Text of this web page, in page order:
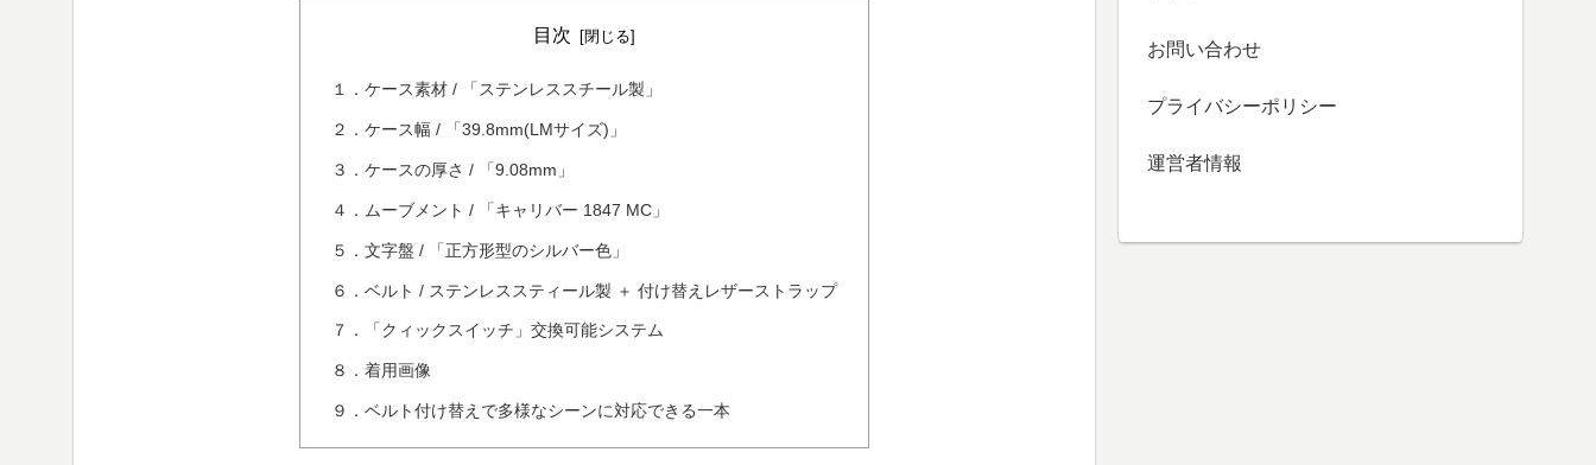
目次
１．ケース素材 / 「ステンレススチール製」
２．ケース幅 / 「39.8mm(LMサイズ)」
３．ケースの厚さ / 「9.08mm」
４．ムーブメント / 「キャリバー 1847 MC」
５．文字盤 / 「正方形型のシルバー色」
６．ベルト / ステンレススティール製 ＋ 付け替えレザーストラップ
７．「クィックスイッチ」交換可能システム
８．着用画像
９．ベルト付け替えで多様なシーンに対応できる一本
お問い合わせ
プライバシーポリシー
運営者情報